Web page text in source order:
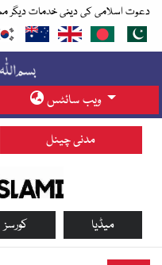
دعوت اسلامی کی دینی خدمات دیگر
ویب سائٹس
مدنی چینل
کورسز میڈیا